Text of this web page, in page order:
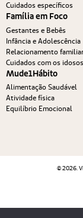
Cuidados específicos
Família em Foco
Gestantes e Bebês
Infância e Adolescência
Relacionamento familiar
Cuidados com os idosos
Mude1Hábito
Alimentação Saudável
Atividade física
Equilíbrio Emocional
© 2026.